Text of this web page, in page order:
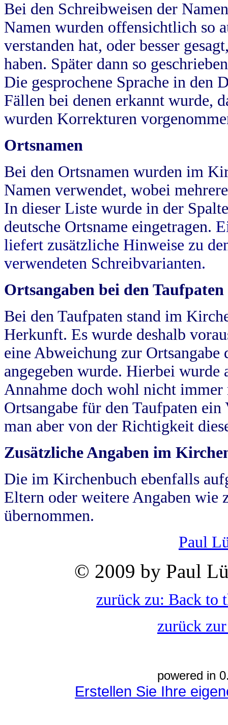
Bei den Schreibweisen der
Namen wurden offensichtlich so
verstanden hat, oder besser
haben. Später dann so
Die gesprochene Sprache in
Fällen bei denen erkannt wurde,
wurden Korrekturen
Ortsnamen
Bei den Ortsnamen wurden im
Namen verwendet, wobei
In dieser Liste wurde in der
deutsche Ortsname eingetragen.
liefert zusätzliche Hinweise zu
verwendeten Schreibvarianten.
Ortsangaben bei den Taufpaten
Bei den Taufpaten stand im
Herkunft. Es wurde deshalb
eine Abweichung zur
angegeben wurde. Hierbei wurde
Annahme doch wohl nicht
Ortsangabe für den Taufpaten
man aber von der Richtigkeit
Zusätzliche Angaben im
Die im Kirchenbuch ebenfalls
Eltern oder weitere Angaben wie
übernommen.
Paul
© 2009 by Paul
zurück zu: Back to
zurück
powered in
Erstellen Sie Ihre